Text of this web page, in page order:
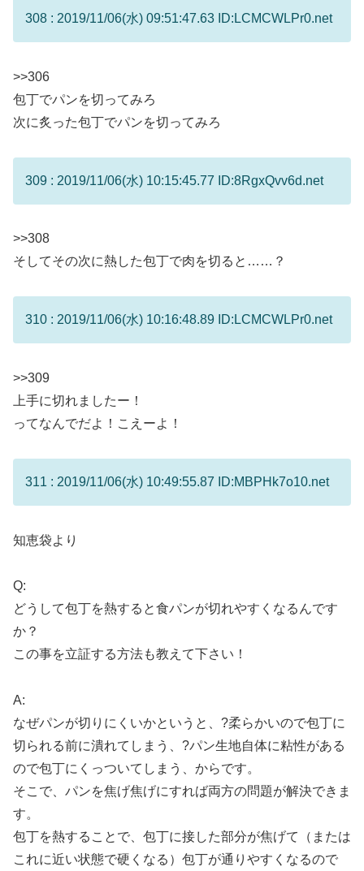
308 : 2019/11/06(水) 09:51:47.63 ID:LCMCWLPr0.net
>>306
包丁でパンを切ってみろ
次に炙った包丁でパンを切ってみろ
309 : 2019/11/06(水) 10:15:45.77 ID:8RgxQvv6d.net
>>308
そしてその次に熱した包丁で肉を切ると……？
310 : 2019/11/06(水) 10:16:48.89 ID:LCMCWLPr0.net
>>309
上手に切れましたー！
ってなんでだよ！こえーよ！
311 : 2019/11/06(水) 10:49:55.87 ID:MBPHk7o10.net
知恵袋より
Q:
どうして包丁を熱すると食パンが切れやすくなるんです
か？
この事を立証する方法も教えて下さい！
A:
なぜパンが切りにくいかというと、?柔らかいので包丁に
切られる前に潰れてしまう、?パン生地自体に粘性がある
ので包丁にくっついてしまう、からです。
そこで、パンを焦げ焦げにすれば両方の問題が解決できま
す。
包丁を熱することで、包丁に接した部分が焦げて（または
これに近い状態で硬くなる）包丁が通りやすくなるので